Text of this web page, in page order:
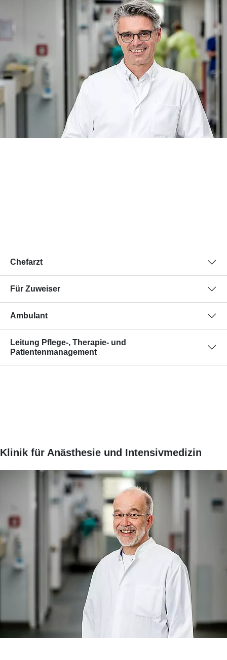
Chefarzt
Für Zuweiser
Ambulant
Leitung Pflege-, Therapie- und
Patientenmanagement
Klinik für Anästhesie und Intensivmedizin